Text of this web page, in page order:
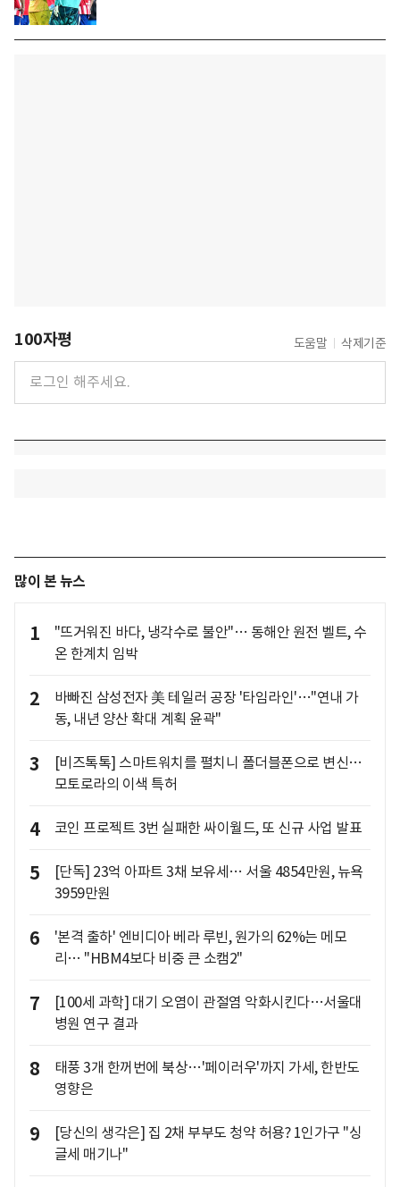
100자평 도움말 삭제기준
많이 본 뉴스
1
"뜨거워진 바다, 냉각수로 불안"… 동해안 원전 벨트, 수
온 한계치 임박
2
바빠진 삼성전자 美 테일러 공장 '타임라인'…"연내 가
동, 내년 양산 확대 계획 윤곽"
3
[비즈톡톡] 스마트워치를 펼치니 폴더블폰으로 변신…
모토로라의 이색 특허
4 코인 프로젝트 3번 실패한 싸이월드, 또 신규 사업 발표
5
[단독] 23억 아파트 3채 보유세… 서울 4854만원, 뉴욕
3959만원
6
'본격 출하' 엔비디아 베라 루빈, 원가의 62%는 메모
리… "HBM4보다 비중 큰 소캠2"
7
[100세 과학] 대기 오염이 관절염 악화시킨다…서울대
병원 연구 결과
8
태풍 3개 한꺼번에 북상…'페이러우'까지 가세, 한반도
영향은
9
[당신의 생각은] 집 2채 부부도 청약 허용? 1인가구 "싱
글세 매기나"